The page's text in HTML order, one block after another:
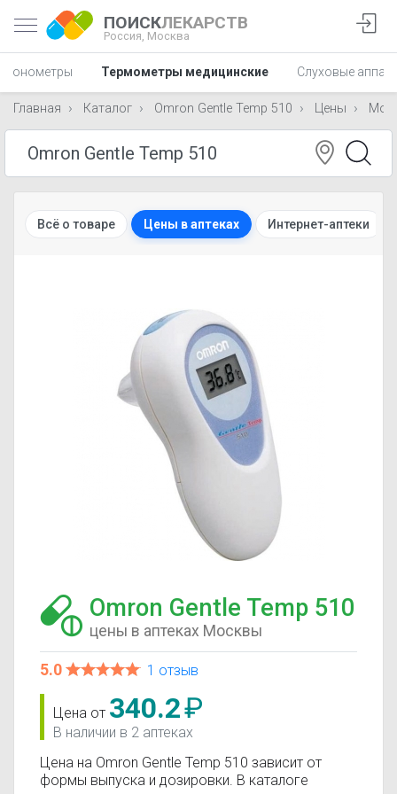
ПОИСКЛЕКАРСТВ
Россия, Москва
Тонометры Термометры медицинские Слуховые
Главная Каталог Omron Gentle Temp 510 Цены
Всё о товаре Цены в аптеках Интернет-аптеки
Omron Gentle Temp 510
цены в аптеках Москвы
5.0 1 отзыв
Цена от 340.2₽
В наличии в 2 аптеках
Цена на Omron Gentle Temp 510 зависит от
формы выпуска и дозировки. В каталоге